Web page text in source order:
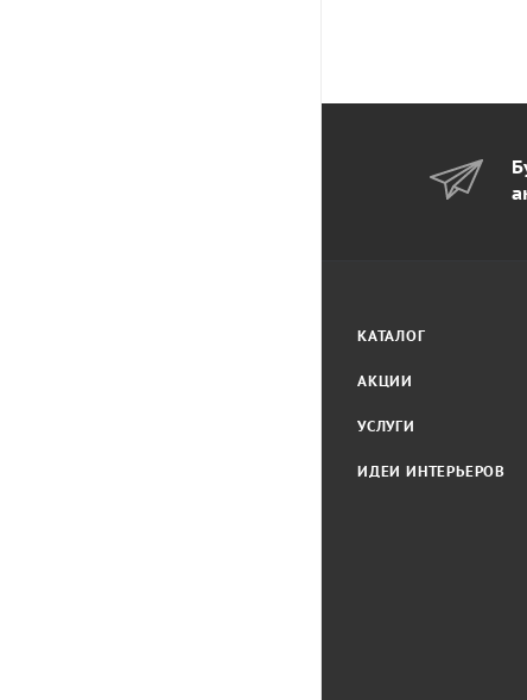
КАТАЛОГ
АКЦИИ
УСЛУГИ
ИДЕИ ИНТЕРЬЕРОВ